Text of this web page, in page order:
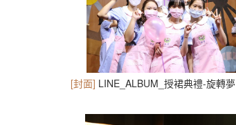
[封面] LINE_ALBUM_授裙典禮-旋轉夢想 逐夢飛翔_210927_4